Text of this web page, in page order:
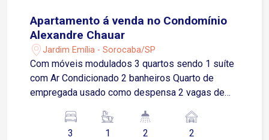
Apartamento á venda no Condomínio
Alexandre Chauar
Jardim Emília - Sorocaba/SP
Com móveis modulados 3 quartos sendo 1 suíte
com Ar Condicionado 2 banheiros Quarto de
empregada usado como despensa 2 vagas de
churrasqueira, academia, brinquedoteca
3
1 2 2